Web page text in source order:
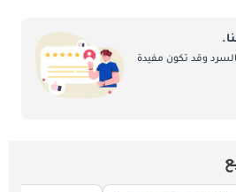
وقد تكون مفيدة